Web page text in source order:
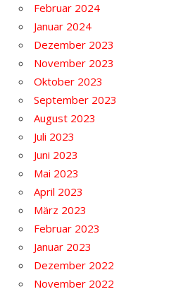
Februar 2024
Januar 2024
Dezember 2023
November 2023
Oktober 2023
September 2023
August 2023
Juli 2023
Juni 2023
Mai 2023
April 2023
März 2023
Februar 2023
Januar 2023
Dezember 2022
November 2022